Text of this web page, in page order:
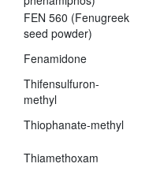
FEN 560 (Fenugreek
seed powder)
Fenamidone
Thifensulfuron-
methyl
Thiophanate-methyl
Thiamethoxam